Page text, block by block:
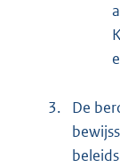
3.
De